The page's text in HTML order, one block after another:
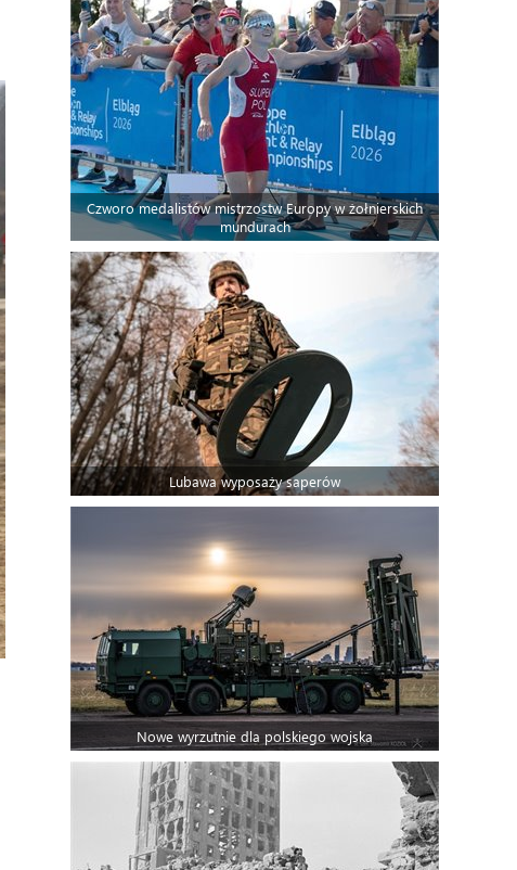
Czworo medalistów mistrzostw Europy w żołnierskich
mundurach
Lubawa wyposaży saperów
Nowe wyrzutnie dla polskiego wojska